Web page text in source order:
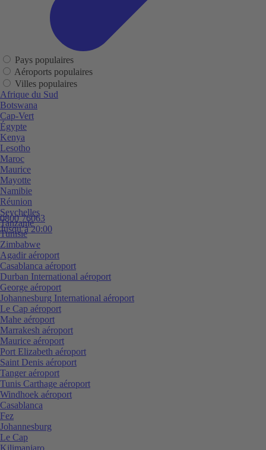
0800 76063
Jusqu’à 20:00
Pays populaires
Aéroports populaires
Villes populaires
Afrique du Sud
Botswana
Cap-Vert
Égypte
Kenya
Lesotho
Maroc
Maurice
Mayotte
Namibie
Réunion
Seychelles
Tanzanie
Tunisie
Zimbabwe
Agadir aéroport
Casablanca aéroport
Durban International aéroport
George aéroport
Johannesburg International aéroport
Le Cap aéroport
Mahe aéroport
Marrakesh aéroport
Maurice aéroport
Port Elizabeth aéroport
Saint Denis aéroport
Tanger aéroport
Tunis Carthage aéroport
Windhoek aéroport
Casablanca
Fez
Johannesburg
Le Cap
Kilimanjaro